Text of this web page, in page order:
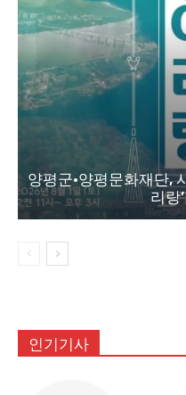
양평군·양평문화재단,
리랑
인기기사